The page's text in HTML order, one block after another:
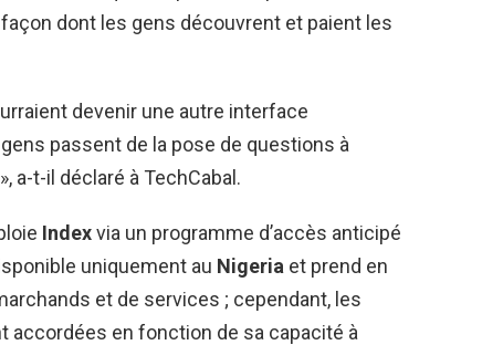
dont les gens découvrent et paient les
devenir une autre interface
passent de la pose de questions à
a-t-il déclaré à TechCabal.
Indexvia un programme d’accès anticipé
uniquement au Nigeria et prend en
et de services ; cependant, les
accordées en fonction de sa capacité à